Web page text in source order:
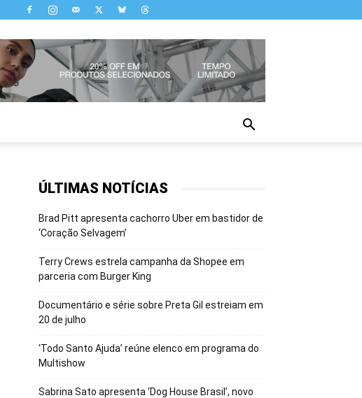
ÚLTIMAS NOTÍCIAS
Brad Pitt apresenta cachorro Uber em bastidor de
‘Coração Selvagem’
Terry Crews estrela campanha da Shopee em
parceria com Burger King
Documentário e série sobre Preta Gil estreiam em
20 de julho
‘Todo Santo Ajuda’ reúne elenco em programa do
Multishow
Sabrina Sato apresenta ‘Dog House Brasil’, novo